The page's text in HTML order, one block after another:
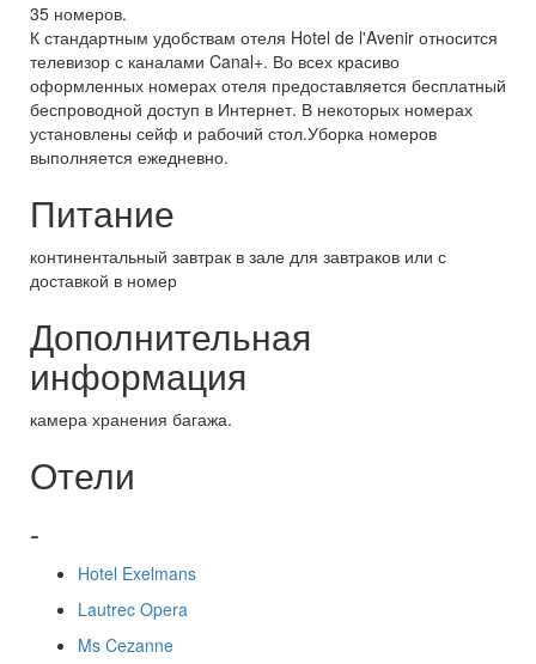
35 номеров.
К стандартным удобствам отеля Hotel de l'Avenir относится
телевизор с каналами Canal+. Во всех красиво
оформленных номерах отеля предоставляется бесплатный
беспроводной доступ в Интернет. В некоторых номерах
установлены сейф и рабочий стол.Уборка номеров
выполняется ежедневно.
Питание
континентальный завтрак в зале для завтраков или с
доставкой в номер
Дополнительная
информация
камера хранения багажа.
Отели
-
Hotel Exelmans
Lautrec Opera
Ms Cezanne